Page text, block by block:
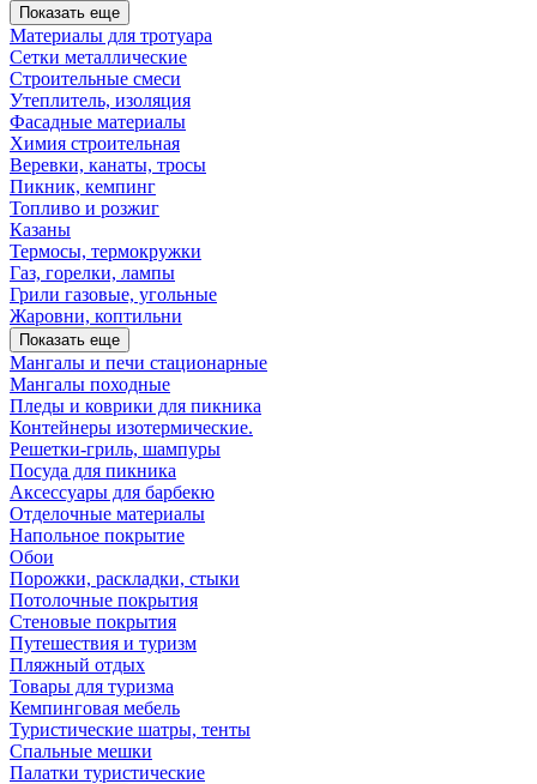
Показать еще
Материалы для тротуара
Сетки металлические
Строительные смеси
Утеплитель, изоляция
Фасадные материалы
Химия строительная
Веревки, канаты, тросы
Пикник, кемпинг
Топливо и розжиг
Казаны
Термосы, термокружки
Газ, горелки, лампы
Грили газовые, угольные
Жаровни, коптильни
Показать еще
Мангалы и печи стационарные
Мангалы походные
Пледы и коврики для пикника
Контейнеры изотермические.
Решетки-гриль, шампуры
Посуда для пикника
Аксессуары для барбекю
Отделочные материалы
Напольное покрытие
Обои
Порожки, раскладки, стыки
Потолочные покрытия
Стеновые покрытия
Путешествия и туризм
Пляжный отдых
Товары для туризма
Кемпинговая мебель
Туристические шатры, тенты
Спальные мешки
Палатки туристические